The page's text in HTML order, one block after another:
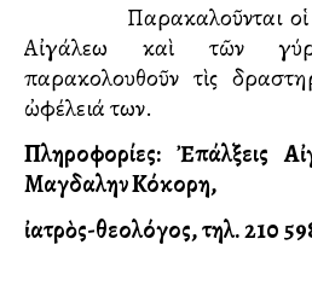
Παρακαλοῦνται οἱ
Αἰγάλεω καὶ τῶν
παρακολουθοῦν τὶς
ὠφέλειά των.
Πληροφορίες: Ἐπάλξεις
Μαγδαληνὴ Κόκορη,
ἰατρὸς-θεολόγος, τηλ. 210